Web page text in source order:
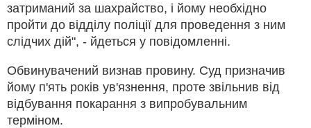
затриманий за шахрайство, і йому необхідно
пройти до відділу поліції для проведення з ним
слідчих дій", - йдеться у повідомленні.
Обвинувачений визнав провину. Суд призначив
йому п'ять років ув'язнення, проте звільнив від
відбування покарання з випробувальним
терміном.